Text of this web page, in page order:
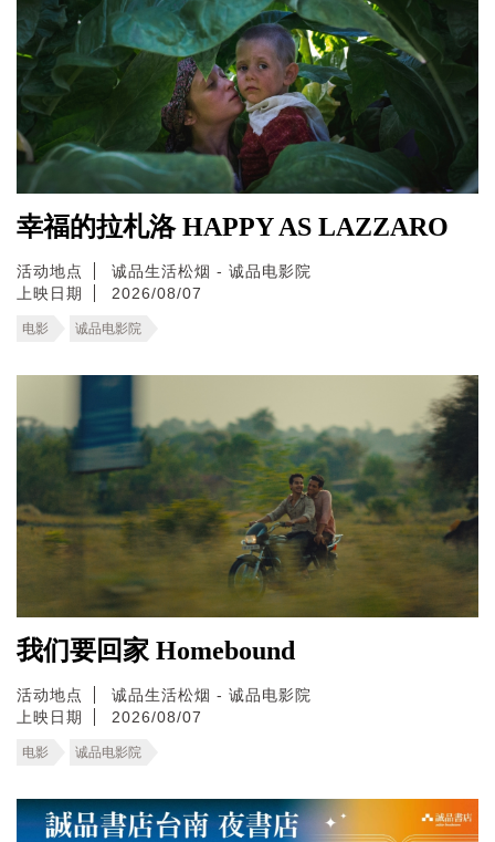
幸福的拉札洛 HAPPY AS LAZZARO
活动地点
诚品生活松烟 - 诚品电影院
上映日期
2026/08/07
电影 诚品电影院
我们要回家 Homebound
活动地点
诚品生活松烟 - 诚品电影院
上映日期
2026/08/07
电影 诚品电影院